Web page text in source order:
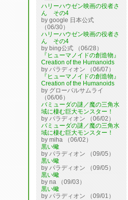
ハリーハウゼン映画の役者さ
ん その4
by google 日本公式
（06/30）
ハリーハウゼン映画の役者さ
ん その4
by bing公式 （06/28）
『ヒューマノイドの創造物』
Creation of the Humanoids
by パラディオン （06/07）
『ヒューマノイドの創造物』
Creation of the Humanoids
by グローバルサムライ
（06/06）
バミューダの謎／魔の三角水
域に棲む巨大モンスター！
by パラディオン （06/02）
バミューダの謎／魔の三角水
域に棲む巨大モンスター！
by miha （06/02）
黒い蠍
by パラディオン （09/05）
黒い蠍
by パラディオン （09/05）
黒い蠍
by na （09/03）
黒い蠍
by パラディオン （09/01）